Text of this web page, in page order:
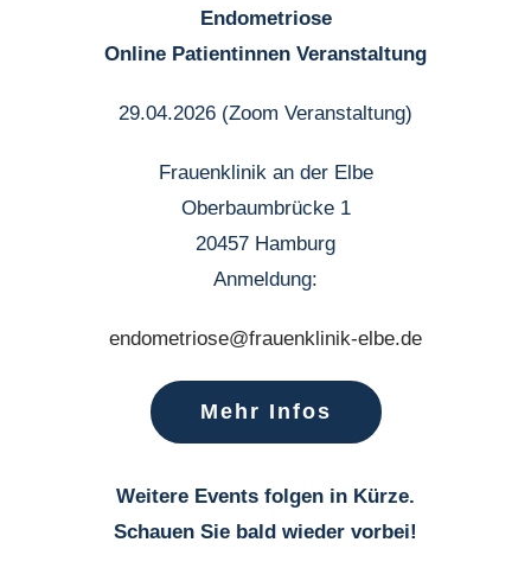
Endometriose
Online Patientinnen Veranstaltung
29.04.2026 (Zoom Veranstaltung)
Frauenklinik an der Elbe
Oberbaumbrücke 1
20457 Hamburg
Anmeldung:
endometriose@frauenklinik-elbe.de
Mehr Infos
Weitere Events folgen in Kürze.
Schauen Sie bald wieder vorbei!